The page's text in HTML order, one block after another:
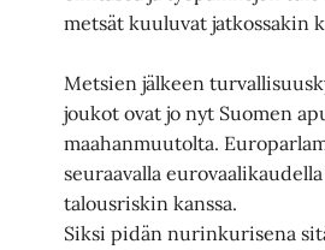
metsät kuuluvat jatkossakin
Metsien jälkeen
joukot ovat jo nyt Suomen
maahanmuutolta.
seuraavalla
talousriskin kanssa.
Siksi pidän nurinkurisena